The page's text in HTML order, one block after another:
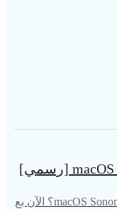
كيفية تثبيت الإصدار التجريبي العام من macOS Sonoma؟ الآن بع